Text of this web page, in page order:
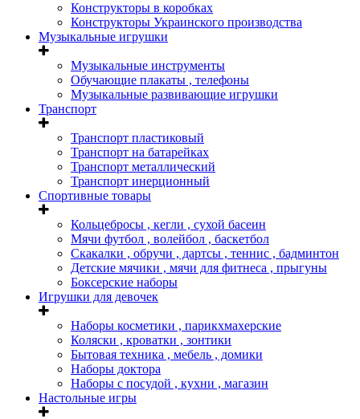
Конструкторы в коробках
Конструкторы Украинского производства
Музыкальные игрушки
Музыкальные инструменты
Обучающие плакаты , телефоны
Музыкальные развивающие игрушки
Транспорт
Транспорт пластиковый
Транспорт на батарейках
Транспорт металлический
Транспорт инерционный
Спортивные товары
Кольцебросы , кегли , сухой басеин
Мячи футбол , волейбол , баскетбол
Скакалки , обручи , дартсы , теннис , бадминтон
Детские мячики , мячи для фитнеса , прыгуны
Боксерские наборы
Игрушки для девочек
Наборы косметики , парикхмахерские
Коляски , кроватки , зонтики
Бытовая техника , мебель , домики
Наборы доктора
Наборы с посудой , кухни , магазин
Настольные игры